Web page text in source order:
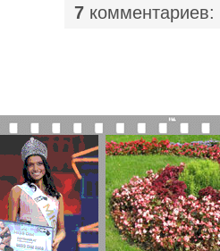
7 комментариев: